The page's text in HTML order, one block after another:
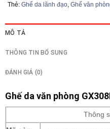
Thẻ: Ghế da lãnh đạo, Ghế văn
MÔ TẢ
THÔNG TIN BỔ SUNG
ĐÁNH GIÁ (0)
Ghế da văn phòng
Thông